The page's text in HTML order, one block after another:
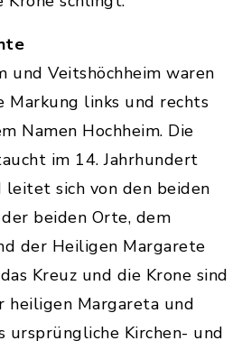
und Veitshöchheim waren
Markung links und rechts
Namen Hochheim. Die
im 14. Jahrhundert
sich von den beiden
beiden Orte, dem
der Heiligen Margarete
Kreuz und die Krone sind
Margareta und
ursprüngliche Kirchen- und